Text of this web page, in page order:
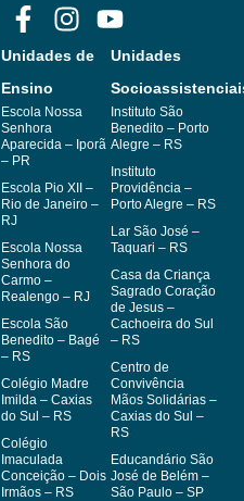
Unidades de
Ensino
Escola Nossa
Senhora
Aparecida – Iporã
– PR
Escola Pio XII –
Rio de Janeiro –
RJ
Escola Nossa
Senhora do
Carmo –
Realengo – RJ
Escola São
Benedito – Bagé
– RS
Colégio Madre
Imilda – Caxias
do Sul – RS
Colégio
Imaculada
Conceição – Dois
Irmãos – RS
Unidades
Instituto São
Benedito – Porto
Alegre – RS
Instituto
Providência –
Porto Alegre – RS
Lar São José –
Taquari – RS
Casa da Criança
Sagrado Coração
de Jesus –
Cachoeira do Sul
– RS
Centro de
Convivência
Mãos Solidárias –
Caxias do Sul –
RS
Educandário São
José de Belém –
São Paulo – SP